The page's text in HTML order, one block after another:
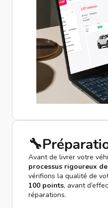
Avant de livrer votre
processus rigoureux
vérifions la qualité de
100 points, avant
réparations.